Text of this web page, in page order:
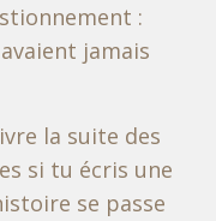
:
jamais
la suite des
si tu écris une
se passe